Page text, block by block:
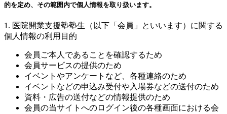
的を定め、その範囲内で個人情報を取り扱います。
1. 医院開業支援塾塾生（以下「会員」といいます）に関する
個人情報の利用目的
会員ご本人であることを確認するため
会員サービスの提供のため
イベントやアンケートなど、各種連絡のため
イベントなどの申込み受付や入場券などの送付のため
資料・広告の送付などの情報提供のため
会員の当サイトへのログイン後の各種画面における会